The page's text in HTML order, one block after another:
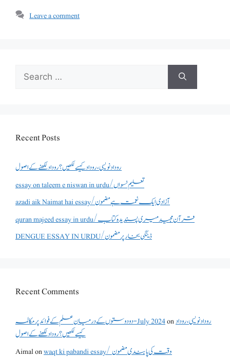
Leave a comment
Search
for:
Recent Posts
روداد نویسی ،روداد کیسے لکھیں؟ روداد لکھنے کے اصول
essay on taleem e niswan in urdu/تعلیم نسواں
azadi aik Naimat hai essay/آزادی ایک نعمت ہے مضمون
quran majeed essay in urdu/قرآن مجید میری پسندیدہ کتاب
DENGUE ESSAY IN URDU/ڈینگی بخار پر مضمون
Recent Comments
دو دوستوں کے درمیان علم کے فوائد پر مکالمہ - July 2024onروداد نویسی ،روداد
کیسے لکھیں؟ روداد لکھنے کے اصول
Aimalon
waqt ki pabandi essay/ وقت کی پابندی مضمون